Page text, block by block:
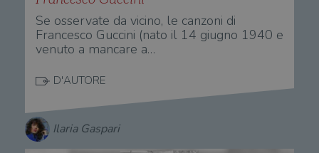
Se osservate da vicino, le canzoni di
Francesco Guccini (nato il 14 giugno 1940 e
venuto a mancare a…
D'AUTORE
Ilaria Gaspari